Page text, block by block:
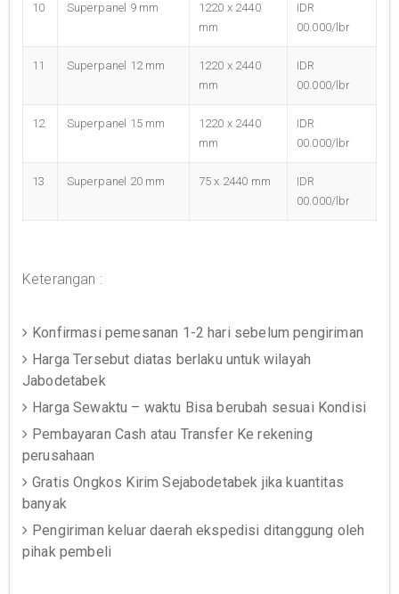
10 Superpanel 9 mm
1220 x 2440
mm
IDR
00.000/lbr
11 Superpanel 12 mm
1220 x 2440
mm
IDR
00.000/lbr
12 Superpanel 15 mm
1220 x 2440
mm
IDR
00.000/lbr
13 Superpanel 20 mm 75 x 2440 mm
IDR
00.000/lbr
Keterangan :
Konfirmasi pemesanan 1-2 hari sebelum pengiriman
Harga Tersebut diatas berlaku untuk wilayah
Jabodetabek
Harga Sewaktu – waktu Bisa berubah sesuai Kondisi
Pembayaran Cash atau Transfer Ke rekening
perusahaan
Gratis Ongkos Kirim Sejabodetabek jika kuantitas
banyak
Pengiriman keluar daerah ekspedisi ditanggung oleh
pihak pembeli